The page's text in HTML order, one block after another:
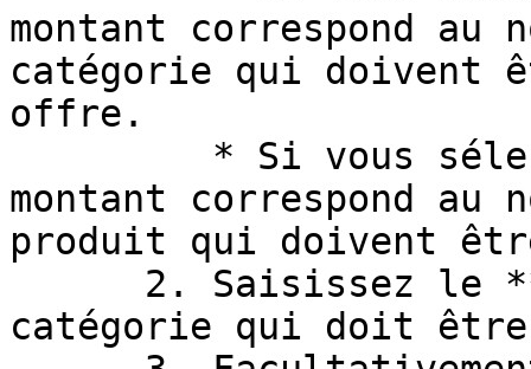
montant correspond au
catégorie qui doivent
offre.
montant correspond au
produit qui doivent
catégorie qui doit